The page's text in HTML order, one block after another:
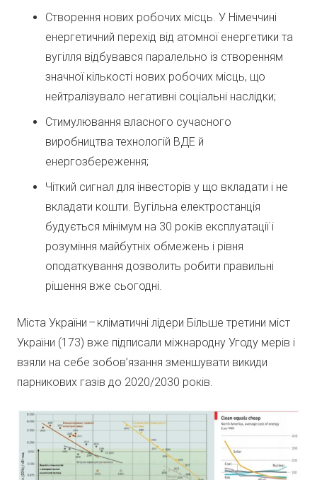
Створення нових робочих місць. У Німеччині
енергетичний перехід від атомної енергетики та
вугілля відбувався паралельно із створенням
значної кількості нових робочих місць, що
нейтралізувало негативні соціальні наслідки;
Стимулювання власного сучасного
виробництва технологій ВДЕ й
енергозбереження;
Чіткий сигнал для інвесторів у що вкладати і не
вкладати кошти. Вугільна електростанція
будується мінімум на 30 років експлуатації і
розуміння майбутніх обмежень і рівня
оподаткування дозволить робити правильні
рішення вже сьогодні.
Міста України – кліматичні лідери Більше третини міст
України (173) вже підписали міжнародну Угоду мерів і
взяли на себе зобов’язання зменшувати викиди
парникових газів до 2020/2030 років.